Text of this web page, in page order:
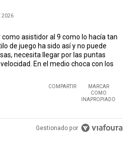
2026
asistidor al 9 como lo hacía tan
de juego ha sido así y no puede
necesita llegar por las puntas
En el medio choca con los
COMPARTIR
MARCAR
COMO
INAPROPIADO
Gestionado por